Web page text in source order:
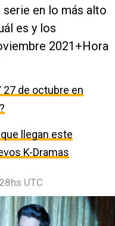
serie en lo más alto
es y los
2021+Hora
27 de octubre en
llegan este
K-Dramas
UTC